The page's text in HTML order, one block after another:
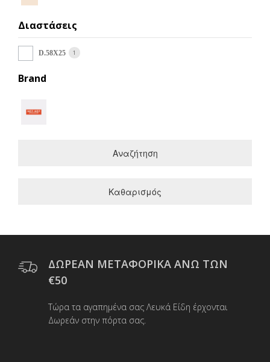
Διαστάσεις
D.58X25 1
Brand
Αναζήτηση
Καθαρισμός
ΔΩΡΕΑΝ ΜΕΤΑΦΟΡΙΚΑ ΑΝΩ ΤΩΝ
€50
Τώρα τα αγαπημένα σας Λευκά Είδη έρχονται
Δωρεάν στην πόρτα σας.